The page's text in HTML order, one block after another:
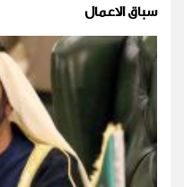
سباق الاعمال